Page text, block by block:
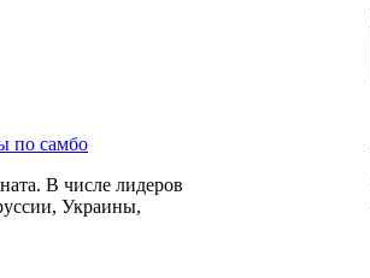
по самбо
В числе лидеров
Украины,